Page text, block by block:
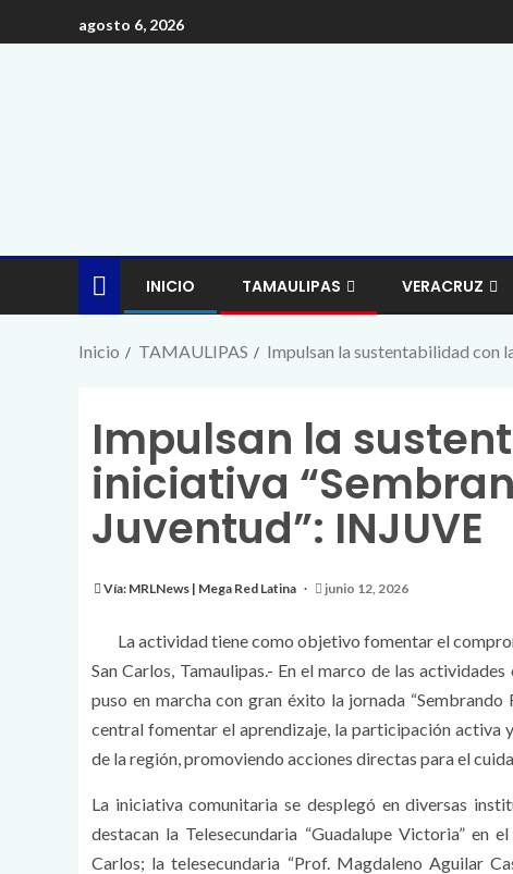
agosto 6, 2026
INICIO TAMAULIPAS VERACRUZ
Inicio TAMAULIPAS Impulsan la sustentabilidad con
Impulsan la
iniciativa
Juventud”: INJUVE
Vía: MRLNews | Mega Red Latina junio 12, 2026
La actividad tiene como objetivo fomentar el
San Carlos, Tamaulipas.- En el marco de las
puso en marcha con gran éxito la jornada
central fomentar el aprendizaje, la participación activa
de la región, promoviendo acciones directas para el
La iniciativa comunitaria se desplegó en diversas
destacan la Telesecundaria “Guadalupe Victoria” en
Carlos; la telesecundaria “Prof. Magdaleno Aguilar